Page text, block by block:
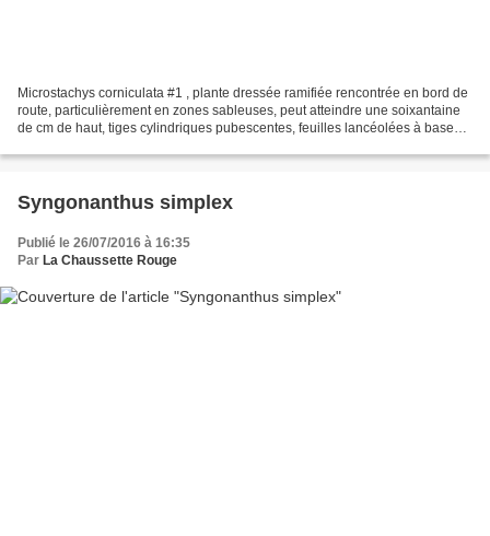
Microstachys corniculata #1 , plante dressée ramifiée rencontrée en bord de
route, particulièrement en zones sableuses, peut atteindre une soixantaine
de cm de haut, tiges cylindriques pubescentes, feuilles lancéolées à base
Syngonanthus simplex
Publié le 26/07/2016 à 16:35
Par La Chaussette Rouge